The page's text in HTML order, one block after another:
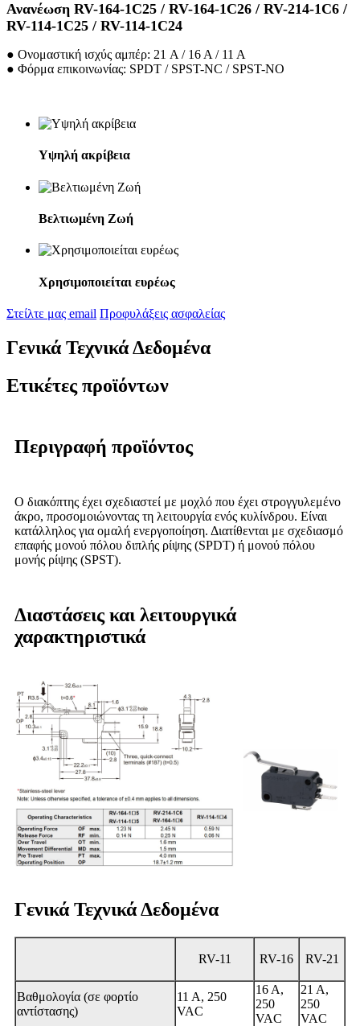
Ανανέωση RV-164-1C25 / RV-164-1C26 / RV-214-1C6 /
RV-114-1C25 / RV-114-1C24
● Ονομαστική ισχύς αμπέρ: 21 A / 16 A / 11 A
● Φόρμα επικοινωνίας: SPDT / SPST-NC / SPST-NO
Υψηλή ακρίβεια
Βελτιωμένη Ζωή
Χρησιμοποιείται ευρέως
Στείλτε μας email Προφυλάξεις ασφαλείας
Γενικά Τεχνικά Δεδομένα
Ετικέτες προϊόντων
Περιγραφή προϊόντος
Ο διακόπτης έχει σχεδιαστεί με μοχλό που έχει στρογγυλεμένο
άκρο, προσομοιώνοντας τη λειτουργία ενός κυλίνδρου. Είναι
κατάλληλος για ομαλή ενεργοποίηση. Διατίθενται με σχεδιασμό
επαφής μονού πόλου διπλής ρίψης (SPDT) ή μονού πόλου
μονής ρίψης (SPST).
Διαστάσεις και λειτουργικά
χαρακτηριστικά
Γενικά Τεχνικά Δεδομένα
RV-11 RV-16 RV-21
Βαθμολογία (σε φορτίο
αντίστασης)
11 A, 250
VAC
16 A,
250
VAC
21 A,
250
VAC